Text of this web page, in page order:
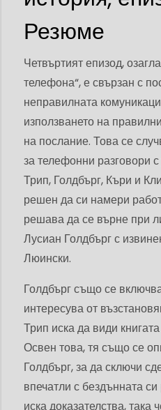
Резюме
Четвъртият епизод,
телефона“, е свързан с
неправилната
използването на
на послание. Това се
за телефонни разговори
Трип, Голдбърг, Къри и
решен да си намери
решава да се върне при
Лусиан Голдбърг с
Люински.
Голдбърг също се
интересува от
Трип иска да види
Освен това, тя също се
Голдбърг, за да сключи
впечатли с бездънната
иска доказателства, така